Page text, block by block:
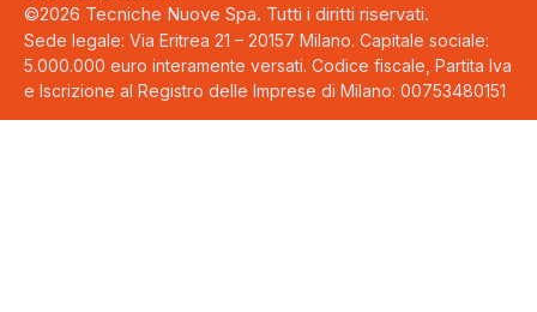
©2026 Tecniche Nuove Spa. Tutti i diritti riservati.
Sede legale: Via Eritrea 21 – 20157 Milano. Capitale sociale:
5.000.000 euro interamente versati. Codice fiscale, Partita Iva
e Iscrizione al Registro delle Imprese di Milano: 00753480151